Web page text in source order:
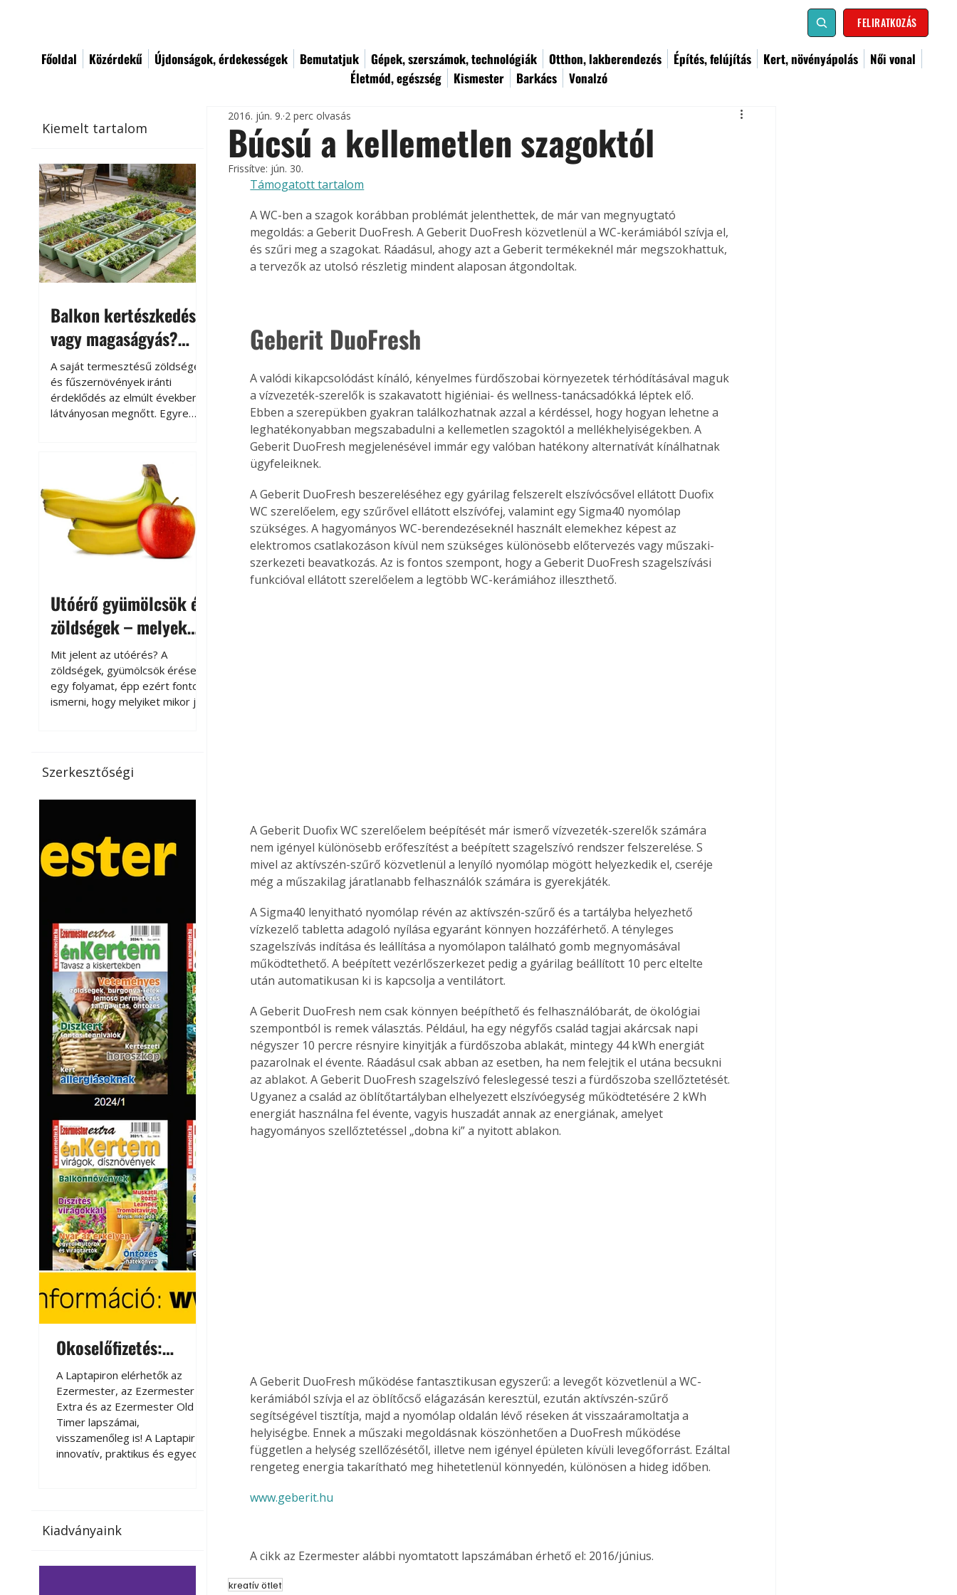
FELIRATKOZÁS
Főoldal Közérdekű Újdonságok, érdekességek Bemutatjuk Gépek, szerszámok, technológiák Otthon, lakberendezés Építés, felújítás Kert, növényápolás
Női vonal
Életmód, egészség
Kismester Barkács Vonalzó
Kiemelt tartalom
Balkon kertészkedés
vagy magaságyás?
Helytakarékos
kertészkedés
A saját termesztésű zöldségek
és fűszernövények iránti
érdeklődés az elmúlt években
látványosan megnőtt. Egyre
kertészkedés sokak számára
kikapcsolódást és feltöltődést
is jelent.
Utóérő gyümölcsök és
zöldségek – melyek
érnek tovább leszedés
után?
Mit jelent az utóérés? A
zöldségek, gyümölcsök érése
egy folyamat, épp ezért fontos
ismerni, hogy melyiket mikor jó
paradicsomot sokszor
gazdasági érettségben, azaz
Utóérik eközben, de nem lesz
olyan ízű, mint amit a saját
kertünkben, biológiai
tárolható h
Szerkesztőségi
Okoselőfizetés:
Ezermester Extra
A Laptapiron elérhetők az
Ezermester, az Ezermester
Extra és az Ezermester Old
Timer lapszámai,
visszamenőleg is! A Laptapir új,
innovatív, praktikus és egyedi
az otthonában, útközben vagy
elérhetők lapszámaink. Bárhol,
A Laptapiron elérhetők az
Ezermester, az Ezermester
Extra és az Ezermester Old
Timer lapszámai,
visszamenőleg is! A Laptapir új,
innovatív, praktikus és egyedi
megoldás a nyomtatott
számítógépen, okostelefonon
elérhetők lapszámaink. Bárhol,
bármikor, akár külföldön élve
Bővebb információ itt!
Együtt jobban megéri! A
könyvek tetszőleges
párosítással kedvezményes
áron, 0 Ft postaköltséggel
megrendelhetők!
Kiadványaink
Búcsú a kellemetlen szagoktól
2016. jún. 9. 2 perc olvasás
Frissítve: jún. 30.
Támogatott tartalom
A WC-ben a szagok korábban problémát jelenthettek, de már van megnyugtató
megoldás: a Geberit DuoFresh. A Geberit DuoFresh közvetlenül a WC-kerámiából szívja el,
és szűri meg a szagokat. Ráadásul, ahogy azt a Geberit termékeknél már megszokhattuk,
a tervezők az utolsó részletig mindent alaposan átgondoltak.
Geberit DuoFresh
A valódi kikapcsolódást kínáló, kényelmes fürdőszobai környezetek térhódításával maguk
a vízvezeték-szerelők is szakavatott higiéniai- és wellness-tanácsadókká léptek elő.
Ebben a szerepükben gyakran találkozhatnak azzal a kérdéssel, hogy hogyan lehetne a
leghatékonyabban megszabadulni a kellemetlen szagoktól a mellékhelyiségekben. A
Geberit DuoFresh megjelenésével immár egy valóban hatékony alternatívát kínálhatnak
ügyfeleiknek.
A Geberit DuoFresh beszereléséhez egy gyárilag felszerelt elszívócsővel ellátott Duofix
WC szerelőelem, egy szűrővel ellátott elszívófej, valamint egy Sigma40 nyomólap
szükséges. A hagyományos WC-berendezéseknél használt elemekhez képest az
elektromos csatlakozáson kívül nem szükséges különösebb előtervezés vagy műszaki-
szerkezeti beavatkozás. Az is fontos szempont, hogy a Geberit DuoFresh szagelszívási
funkcióval ellátott szerelőelem a legtöbb WC-kerámiához illeszthető.
A Geberit Duofix WC szerelőelem beépítését már ismerő vízvezeték-szerelők számára
nem igényel különösebb erőfeszítést a beépített szagelszívó rendszer felszerelése. S
mivel az aktívszén-szűrő közvetlenül a lenyíló nyomólap mögött helyezkedik el, cseréje
még a műszakilag járatlanabb felhasználók számára is gyerekjáték.
A Sigma40 lenyitható nyomólap révén az aktívszén-szűrő és a tartályba helyezhető
vízkezelő tabletta adagoló nyílása egyaránt könnyen hozzáférhető. A tényleges
szagelszívás indítása és leállítása a nyomólapon található gomb megnyomásával
működtethető. A beépített vezérlőszerkezet pedig a gyárilag beállított 10 perc eltelte
után automatikusan ki is kapcsolja a ventilátort.
A Geberit DuoFresh nem csak könnyen beépíthető és felhasználóbarát, de ökológiai
szempontból is remek választás. Például, ha egy négyfős család tagjai akárcsak napi
négyszer 10 percre résnyire kinyitják a fürdőszoba ablakát, mintegy 44 kWh energiát
pazarolnak el évente. Ráadásul csak abban az esetben, ha nem felejtik el utána becsukni
az ablakot. A Geberit DuoFresh szagelszívó feleslegessé teszi a fürdőszoba szellőztetését.
Ugyanez a család az öblítőtartályban elhelyezett elszívóegység működtetésére 2 kWh
energiát használna fel évente, vagyis huszadát annak az energiának, amelyet
hagyományos szellőztetéssel „dobna ki” a nyitott ablakon.
A Geberit DuoFresh működése fantasztikusan egyszerű: a levegőt közvetlenül a WC-
kerámiából szívja el az öblítőcső elágazásán keresztül, ezután aktívszén-szűrő
segítségével tisztítja, majd a nyomólap oldalán lévő réseken át visszaáramoltatja a
helyiségbe. Ennek a műszaki megoldásnak köszönhetően a DuoFresh működése
független a helység szellőzésétől, illetve nem igényel épületen kívüli levegőforrást. Ezáltal
rengeteg energia takarítható meg hihetetlenül könnyedén, különösen a hideg időben.
www.geberit.hu
A cikk az Ezermester alábbi nyomtatott lapszámában érhető el: 2016/június.
kreatív ötlet